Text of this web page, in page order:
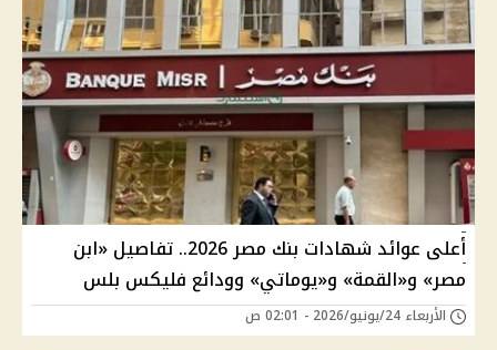
أعلى عوائد شهادات بنك مصر 2026.. تفاصيل «ابن
مصر» و«القمة» و«يوماتي» وودائع فليكس بلس
الأربعاء 24/يونيو/2026 - 02:01 ص